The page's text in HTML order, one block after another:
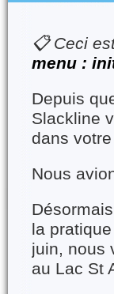
📋 Ceci
menu :
Depuis
Slackline
dans
Nous
la
juin, nous
au Lac St